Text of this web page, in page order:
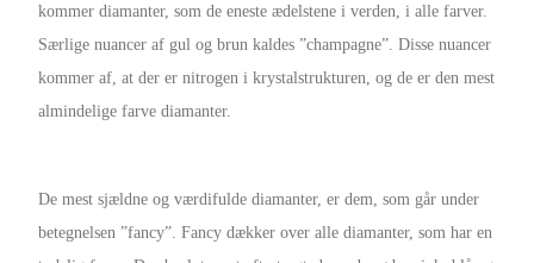
kommer diamanter, som de eneste ædelstene i verden, i alle farver.
Særlige nuancer af gul og brun kaldes ”champagne”. Disse nuancer
kommer af, at der er nitrogen i krystalstrukturen, og de er den mest
almindelige farve diamanter.
De mest sjældne og værdifulde diamanter, er dem, som går under
betegnelsen ”fancy”. Fancy dækker over alle diamanter, som har en